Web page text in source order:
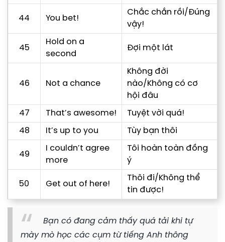
44 You bet!
Chắc chắn rồi/Đúng
vậy!
45
Hold on a
second
Đợi một lát
46 Not a chance
Không đời
nào/Không có cơ
hội đâu
47 That’s awesome! Tuyệt vời quá!
48 It’s up to you Tùy bạn thôi
49
I couldn’t agree
more
Tôi hoàn toàn đồng
ý
50 Get out of here!
Thôi đi/Không thể
tin được!
Bạn có đang cảm thấy quá tải khi tự
mày mò học các cụm từ tiếng Anh thông